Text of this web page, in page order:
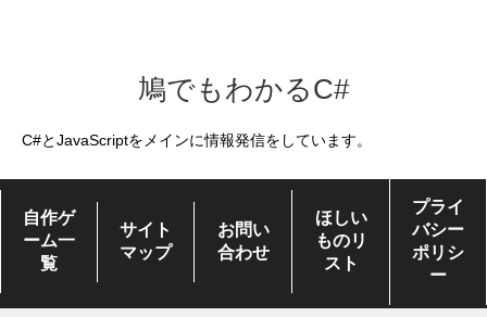
鳩でもわかるC#
C#とJavaScriptをメインに情報発信をしています。
自作ゲ
ーム一
覧
サイト
マップ
お問い
合わせ
ほしい
ものリ
スト
プライ
バシー
ポリシ
ー